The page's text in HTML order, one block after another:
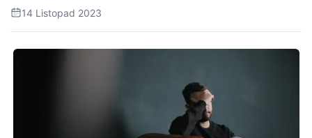
14 Listopad 2023